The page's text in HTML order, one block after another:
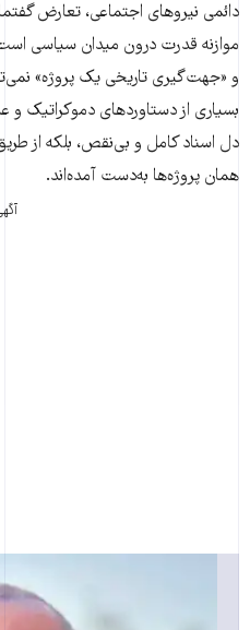
دائمی نیروهای اجتماعی، تعارض
موازنه قدرت درون میدان سیاسی
و «جهت‌گیری تاریخی یک پروژه»
بسیاری از دستاوردهای دموکراتیک و
دل اسناد کامل و بی‌نقص، بلکه از
همان پروژه‌ها به‌دست آمده‌اند.